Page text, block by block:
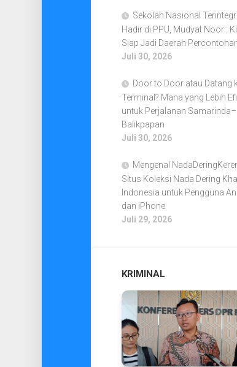
Sekolah Nasional
Hadir di PPU, Mudyat Noor :
Siap Jadi Daerah
Juli 30, 2026
Door to Door atau Datang
Terminal? Mana yang Lebih
untuk Perjalanan Samarinda–
Balikpapan
Juli 30, 2026
Mengenal
Situs Koleksi Nada Dering
Indonesia untuk Pengguna
dan iPhone
Juli 29, 2026
KRIMINAL